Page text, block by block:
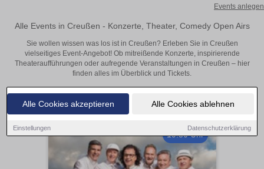
Alle Cookies akzeptieren Alle Cookies ablehnen
Einstellungen Datenschutzerklärung
Events anlegen
Alle Events in Creußen - Konzerte, Theater, Comedy Open Airs
Sie wollen wissen was los ist in Creußen? Erleben Sie in Creußen
vielseitiges Event-Angebot! Ob mitreißende Konzerte, inspirierende
Theateraufführungen oder aufregende Veranstaltungen in Creußen – hier
finden alles im Überblick und Tickets.
19:30 Uhr